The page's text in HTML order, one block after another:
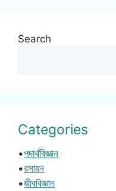
Search
Categories
•পদার্থবিজ্ঞান
•রসায়ন
•জীববিজ্ঞান